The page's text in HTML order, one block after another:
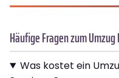
Häufige Fragen zum
Was kostet ein